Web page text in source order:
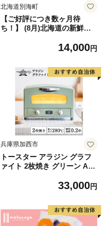
北海道別海町
【ご好評につき数ヶ月待
ち！】 (8月)北海道の新鮮ミ
【濃厚チーズケーキ】BETS
ミルク たっぷり BETSUKAI
別海町 マスカルポーネ ふる
さと納税 スイーツ ベイクド
チーズ 人気 ランキング おす
すめ ）
14,000円
兵庫県加西市
トースター アラジン グラフ
ァイト 2枚焼き グリーン AET
インテリア キッチン 家電 兵
き タイマー付き 温め サクサ
ク カリカリ トースト
33,000円